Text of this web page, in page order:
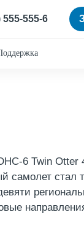
555-555-6
6 Twin Otter
самолет стал